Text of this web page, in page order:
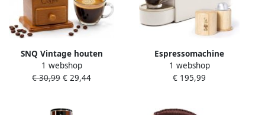
SNQ Vintage houten
handmatige mini-
koffiemolen 19 5 × 9 5 cm
1 webshop
€ 30,99 € 29,44
Espressomachine
Koffiezetapparaat
Italiaanse Espresso
1 webshop
€ 195,99